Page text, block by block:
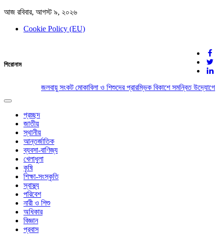
আজ রবিবার, আগস্ট ৯, ২০২৬
Cookie Policy (EU)
দেশের খবর
যুক্ত থাকুন দেশের সঙ্গে
শিরোনাম
জলবায়ু সংকট মোকাবিলা ও শিশুদের প্রারম্ভিক বিকাশে সমন্বিত উদ্যোগের
Toggle
navigation
প্রচ্ছদ
জাতীয়
স্থানীয়
আন্তর্জাতিক
ব্যবসা-বাণিজ্য
খেলাধুলা
কৃষি
শিক্ষা-সংস্কৃতি
স্বাস্থ্য
পরিবেশ
নারী ও শিশু
অধিকার
বিজ্ঞান
প্রবাস